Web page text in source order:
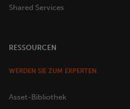
Shared Services
RESSOURCEN
WERDEN SIE ZUM EXPERTEN
Asset-Bibliothek